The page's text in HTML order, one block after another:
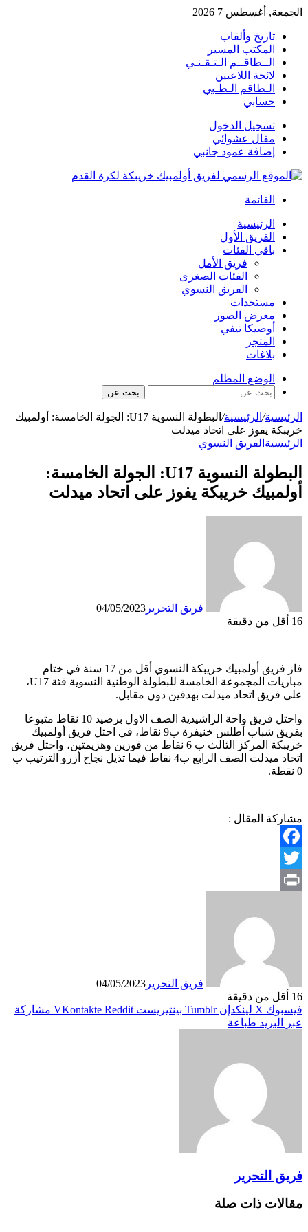
الجمعة, أغسطس 7 2026
تاريخ وألقاب
المكتب المسير
الــطاقــم الـتـقـنـي
لائحة اللاعبين
الـطاقم الـطـبي
حسابي
تسجيل الدخول
مقال عشوائي
إضافة عمود جانبي
القائمة
الرئيسية
الفريق الأول
باقي الفئات
فريق الأمل
الفئات الصغرى
الفريق النسوي
مستجدات
معرض الصور
أوصيكا تيفي
المتجر
بلاغات
الوضع المظلم
بحث عن
الرئيسية/ الرئيسية/
البطولة النسوية U17: الجولة الخامسة: أولمبيك
خريبكة يفوز على اتحاد ميدلت
الرئيسية الفريق النسوي
البطولة النسوية U17: الجولة الخامسة:
أولمبيك خريبكة يفوز على اتحاد ميدلت
فريق التحرير 04/05/2023
16 أقل من دقيقة
فاز فريق أولمبيك خريبكة النسوي أقل من 17 سنة في ختام
مباريات المجموعة الخامسة للبطولة الوطنية النسوية فئة U17،
على فريق اتحاد ميدلت بهدفين دون مقابل.
واحتل فريق واحة الراشيدية الصف الاول برصيد 10 نقاط متبوعا
بفريق شباب أطلس خنيفرة ب9 نقاط، في احتل فريق أولمبيك
خريبكة المركز الثالث ب 6 نقاط من فوزين وهزيمتين، واحتل فريق
اتحاد ميدلت الصف الرابع ب4 نقاط فيما تذيل نجاح أزرو الترتيب ب
0 نقطة.
مشاركة المقال :
Facebook
Twitter
فريق التحرير 04/05/2023
16 أقل من دقيقة
فيسبوك X لينكدإن بينتيريست
مشاركة
عبر البريد طباعة
فريق التحرير
مقالات ذات صلة